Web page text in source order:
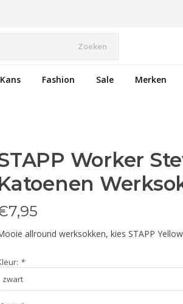
Zoeken
Fashion Sale Merken
Worker
7,95
allround werksokken, kies STAPP
*